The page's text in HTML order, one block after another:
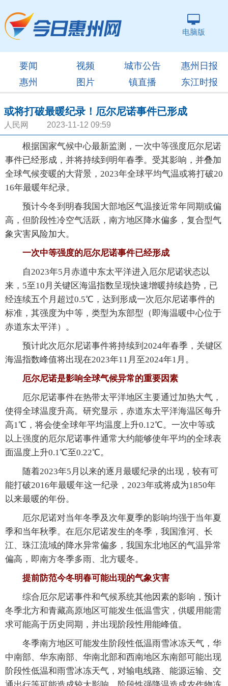
电脑版
要闻 视频 城市公告
惠州日报
惠州
图片 镇直播 东江时报
或将打破最暖纪录！厄尔尼诺事件已形成
人民网 2023-11-12 09:59
根据国家气候中心最新监测，一次中等强度厄尔尼诺
事件已经形成，并将持续到明年春季。受其影响，并叠加
全球气候变暖的大背景，2023年全球平均气温或将打破20
16年最暖年纪录。
预计今冬到明春我国大部地区气温接近常年同期或偏
高，但阶段性冷空气活跃，南方地区降水偏多，复合型气
象灾害风险加大。
一次中等强度的厄尔尼诺事件已经形成
自2023年5月赤道中东太平洋进入厄尔尼诺状态以
来，5至10月关键区海温指数呈现快速增暖持续趋势，已
经连续五个月超过0.5℃，达到形成一次厄尔尼诺事件的
标准，其强度为中等，类型为东部型（即海温暖中心位于
赤道东太平洋）。
预计此次厄尔尼诺事件将持续到2024年春季，关键区
海温指数峰值将出现在2023年11月至2024年1月。
厄尔尼诺是影响全球气候异常的重要因素
厄尔尼诺事件在热带太平洋地区主要通过加热大气，
使得全球温度升高。研究显示，赤道东太平洋海温区每升
高1℃，将会使全球年平均温度上升0.12℃。一次中等或
以上强度的厄尔尼诺事件通常大约能够使年平均的全球表
面温度上升0.1℃至0.22℃。
随着2023年5月以来的逐月最暖纪录的出现，较有可
能打破2016年最暖年这一纪录，2023年或将成为1850年
以来最暖的年份。
厄尔尼诺对当年冬季及次年夏季的影响均强于当年夏
季和当年秋季。在厄尔尼诺发生的冬季，我国淮河、长
江、珠江流域的降水异常偏多，我国东北地区的气温异常
偏高，即南方冬季多雨、北方暖冬。
提前防范今冬明春可能出现的气象灾害
综合厄尔尼诺事件和气候系统其他因素的影响，预计
冬季北方和青藏高原地区可能发生低温雪灾，供暖用能需
求可能高于历史同期，并出现阶段性用能峰值。
冬季南方地区可能发生阶段性低温雨雪冰冻天气，华
中南部、华东南部、华南北部和西南地区东南部可能出现
阶段性低温和雨雪冰冻天气，对输电线路、能源运输、交